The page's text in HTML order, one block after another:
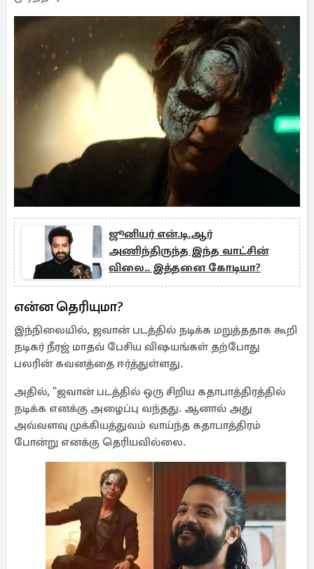
ஜூனியர் என்.டி.ஆர்
அணிந்திருந்த இந்த வாட்சின்
விலை.. இத்தனை கோடியா?
என்ன தெரியுமா?
இந்நிலையில், ஜவான் படத்தில் நடிக்க மறுத்ததாக கூறி
நடிகர் நீரஜ் மாதவ் பேசிய விஷயங்கள் தற்போது
பலரின் கவனத்தை ஈர்த்துள்ளது.
அதில், "ஜவான் படத்தில் ஒரு சிறிய கதாபாத்திரத்தில்
நடிக்க எனக்கு அழைப்பு வந்தது. ஆனால் அது
அவ்வளவு முக்கியத்துவம் வாய்ந்த கதாபாத்திரம்
போன்று எனக்கு தெரியவில்லை.